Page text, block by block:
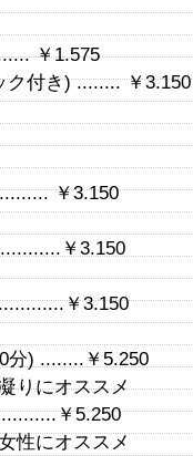
￥1.575
ク付き) ........ ￥3.150
￥3.150
￥3.150
￥3.150
分) ........￥5.250
りにオススメ
￥5.250
性にオススメ